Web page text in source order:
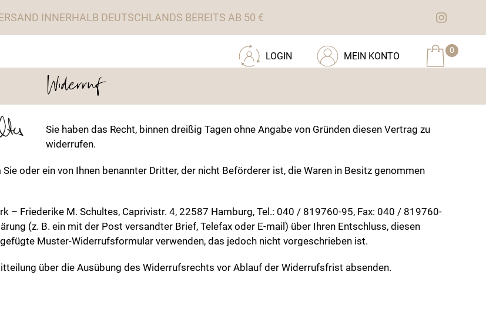
INNERHALB DEUTSCHLANDS BEREITS AB 50 €
0
MEIN KONTO
LOGIN
Widerruf
Sie haben das Recht, binnen dreißig Tagen ohne Angabe von Gründen diesen Vertrag zu
widerrufen.
oder ein von Ihnen benannter Dritter, der nicht Beförderer ist, die Waren in Besitz genommen
– Friederike M. Schultes, Caprivistr. 4, 22587 Hamburg, Tel.: 040 / 819760-95, Fax: 040 / 819760-
(z. B. ein mit der Post versandter Brief, Telefax oder E-mail) über Ihren Entschluss, diesen
Muster-Widerrufsformular verwenden, das jedoch nicht vorgeschrieben ist.
über die Ausübung des Widerrufsrechts vor Ablauf der Widerrufsfrist absenden.